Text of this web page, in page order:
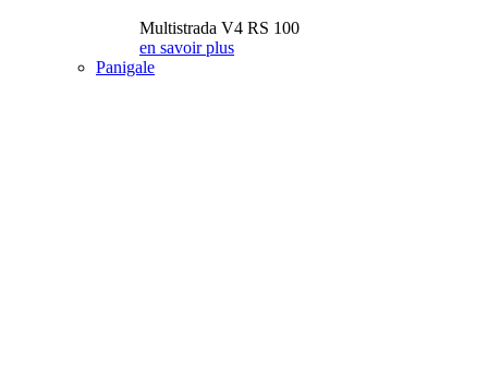
Multistrada V4 RS 100
en savoir plus
Panigale